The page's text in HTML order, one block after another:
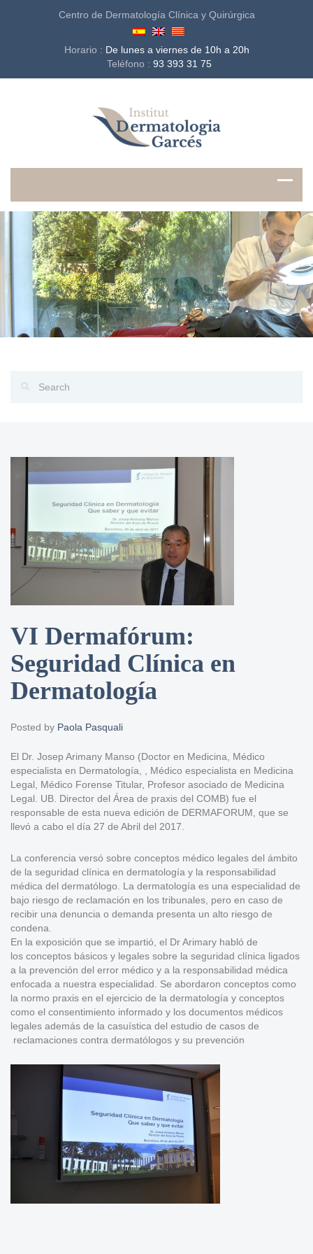
Centro de Dermatología Clínica y Quirúrgica
Horario : De lunes a viernes de 10h a 20h
Teléfono : 93 393 31 75
VI Dermafórum:
Seguridad Clínica en
Dermatología
Posted by Paola Pasquali
El Dr. Josep Arimany Manso (Doctor en Medicina, Médico
especialista en Dermatología, , Médico especialista en Medicina
Legal, Médico Forense Titular, Profesor asociado de Medicina
Legal. UB. Director del Área de praxis del COMB) fue el
responsable de esta nueva edición de DERMAFORUM, que se
llevó a cabo el día 27 de Abril del 2017.
La conferencia versó sobre conceptos médico legales del ámbito
de la seguridad clínica en dermatología y la responsabilidad
médica del dermatólogo. La dermatología es una especialidad de
bajo riesgo de reclamación en los tribunales, pero en caso de
recibir una denuncia o demanda presenta un alto riesgo de
condena.
En la exposición que se impartió, el Dr Arimary habló de
los conceptos básicos y legales sobre la seguridad clínica ligados
a la prevención del error médico y a la responsabilidad médica
enfocada a nuestra especialidad. Se abordaron conceptos como
la normo praxis en el ejercicio de la dermatología y conceptos
como el consentimiento informado y los documentos médicos
legales además de la casuística del estudio de casos de
reclamaciones contra dermatólogos y su prevención